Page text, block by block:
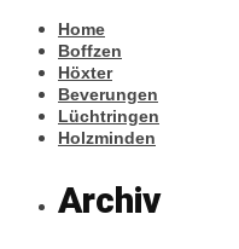
Home
Boffzen
Höxter
Beverungen
Lüchtringen
Holzminden
Archiv